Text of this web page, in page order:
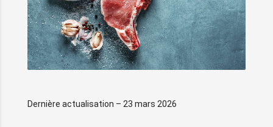
Dernière actualisation – 23 mars 2026